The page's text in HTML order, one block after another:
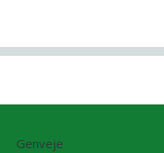
Genveje